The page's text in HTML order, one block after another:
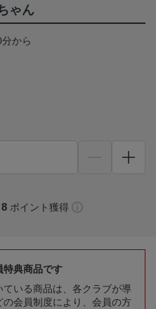
ゃん
から
ポイント獲得
特典商品です
ている商品は、各クラブが導
会員制度により、会員の方